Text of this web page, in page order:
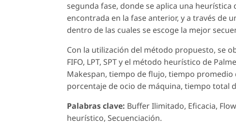
segunda fase, donde se aplica una
encontrada en la fase anterior, y a través de
dentro de las cuales se escoge la mejor
Con la utilización del método propuesto, se
FIFO, LPT, SPT y el método heurístico de
Makespan, tiempo de flujo, tiempo
porcentaje de ocio de máquina, tiempo total
Palabras clave: Buffer Ilimitado, Eficacia,
heurístico, Secuenciación.